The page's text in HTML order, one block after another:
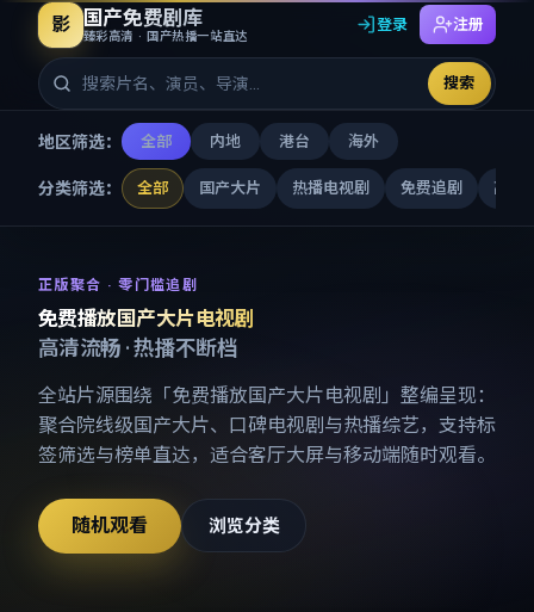
影 国产免费剧库
臻彩高清 · 国产热播一站直达
搜索
登录 注册
地区筛选： 全部 内地 港台 海外
分类筛选： 全部 国产大片 热播电视剧 免费追剧 高清
正版聚合 · 零门槛追剧
免费播放国产大片电视剧
高清流畅 · 热播不断档
全站片源围绕「免费播放国产大片电视剧 」整编呈现：
聚合院线级国产大片、口碑电视剧与热播综艺，支持标
签筛选与榜单直达，适合客厅大屏与移动端随时观看。
随机观看 浏览分类